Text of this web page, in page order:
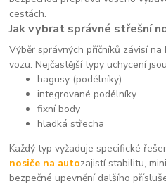
cestách.
Jak vybrat správné střešní
Výběr správných příčníků závisí
vozu. Nejčastější typy uchycení
hagusy (podélníky)
integrované podélníky
fixní body
hladká střecha
Každý typ vyžaduje specifické
nosiče na autozajistí stabilitu,
bezpečné upevnění dalšího